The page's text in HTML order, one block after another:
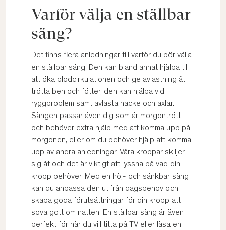
Varför välja en ställbar
säng?
Det finns flera anledningar till varför du bör välja
en ställbar säng. Den kan bland annat hjälpa till
att öka blodcirkulationen och ge avlastning åt
trötta ben och fötter, den kan hjälpa vid
ryggproblem samt avlasta nacke och axlar.
Sängen passar även dig som är morgontrött
och behöver extra hjälp med att komma upp på
morgonen, eller om du behöver hjälp att komma
upp av andra anledningar. Våra kroppar skiljer
sig åt och det är viktigt att lyssna på vad din
kropp behöver. Med en höj- och sänkbar säng
kan du anpassa den utifrån dagsbehov och
skapa goda förutsättningar för din kropp att
sova gott om natten. En ställbar säng är även
perfekt för när du vill titta på TV eller läsa en